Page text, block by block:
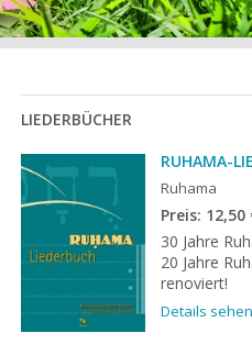
LIEDERBÜCHER
RUHAMA-
Ruhama
Preis: 12,50
30 Jahre
20 Jahre
renoviert!
Details sehen